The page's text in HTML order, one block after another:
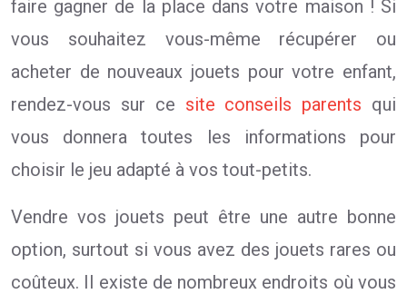
faire gagner de la place dans votre maison ! Si
vous souhaitez vous-même récupérer ou
acheter de nouveaux jouets pour votre enfant,
rendez-vous sur ce site conseils parents qui
vous donnera toutes les informations pour
choisir le jeu adapté à vos tout-petits.
Vendre vos jouets peut être une autre bonne
option, surtout si vous avez des jouets rares ou
coûteux. Il existe de nombreux endroits où vous